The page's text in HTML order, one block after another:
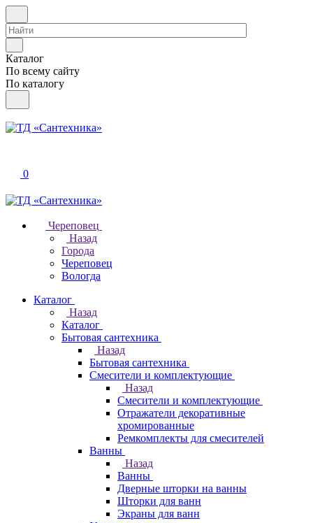
Каталог
По всему сайту
По каталогу
0
Череповец
Назад
Города
Череповец
Вологда
Каталог
Назад
Каталог
Бытовая сантехника
Назад
Бытовая сантехника
Смесители и комплектующие
Назад
Смесители и комплектующие
Отражатели декоративные
хромированные
Ремкомплекты для смесителей
Ванны
Назад
Ванны
Дверные шторки на ванны
Шторки для ванн
Экраны для ванн